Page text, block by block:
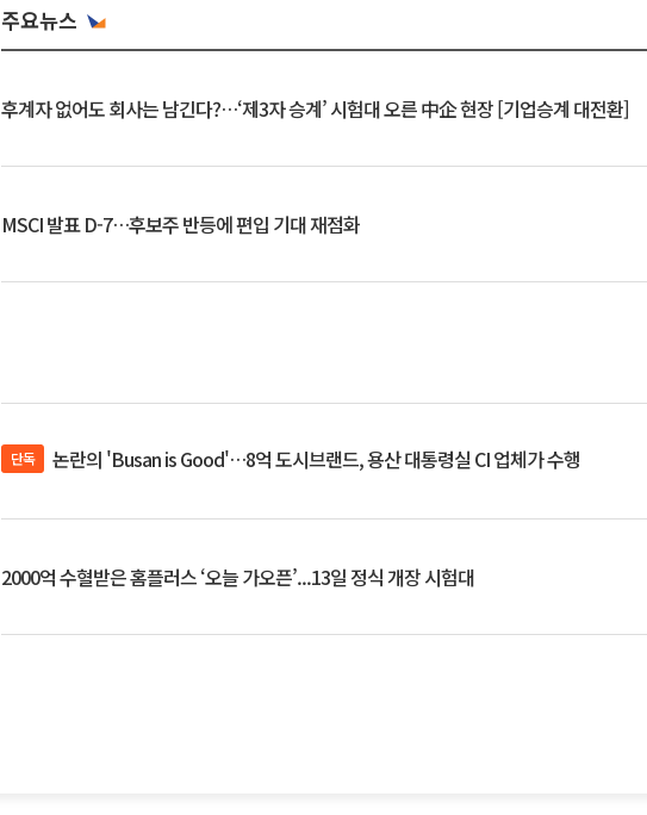
주요뉴스
후계자 없어도 회사는 남긴다?…‘제3자 승계’ 시험대 오른 中企 현장 [기업승계 대전환]
MSCI 발표 D-7…후보주 반등에 편입 기대 재점화
단독 논란의 'Busan is Good'…8억 도시브랜드, 용산 대통령실 CI 업체가 수행
2000억 수혈받은 홈플러스 ‘오늘 가오픈’...13일 정식 개장 시험대